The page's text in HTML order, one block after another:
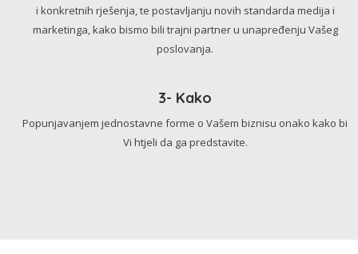
i konkretnih rješenja, te postavljanju novih standarda medija i
marketinga, kako bismo bili trajni partner u unapređenju Vašeg
poslovanja.
3- Kako
Popunjavanjem jednostavne forme o Vašem biznisu onako kako bi
Vi htjeli da ga predstavite.